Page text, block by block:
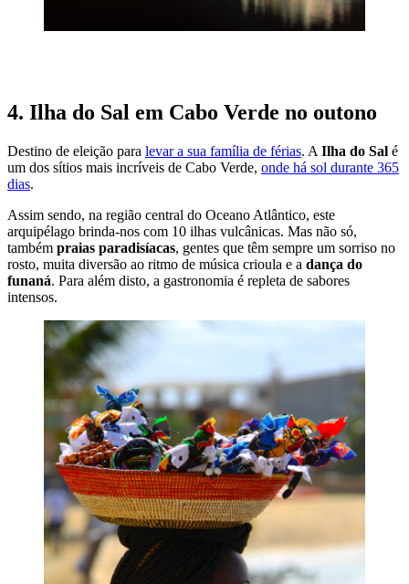
4. Ilha do Sal em Cabo Verde no outono
Destino de eleição para levar a sua família de férias. A Ilha do Sal é
um dos sítios mais incríveis de Cabo Verde, onde há sol durante 365
dias.
Assim sendo, na região central do Oceano Atlântico, este
arquipélago brinda-nos com 10 ilhas vulcânicas. Mas não só,
também praias paradisíacas, gentes que têm sempre um sorriso no
rosto, muita diversão ao ritmo de música crioula e a dança do
funaná. Para além disto, a gastronomia é repleta de sabores
intensos.